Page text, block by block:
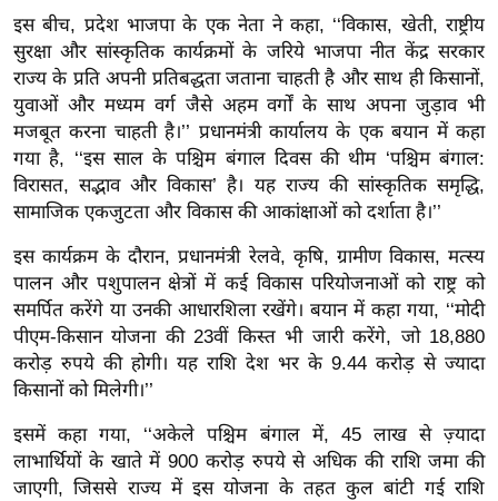
ज
ग
त
बॉ
ली
वु
ड
हॉ
ली
वु
ड
फि
ल्म
स
मी
क्षा
इस बीच, प्रदेश भाजपा के एक नेता ने कहा, ‘‘विकास, खेती, राष्ट्रीय
सुरक्षा और सांस्कृतिक कार्यक्रमों के जरिये भाजपा नीत केंद्र सरकार
राज्य के प्रति अपनी प्रतिबद्धता जताना चाहती है और साथ ही किसानों,
युवाओं और मध्यम वर्ग जैसे अहम वर्गों के साथ अपना जुड़ाव भी
मजबूत करना चाहती है।’’ प्रधानमंत्री कार्यालय के एक बयान में कहा
गया है, ‘‘इस साल के पश्चिम बंगाल दिवस की थीम ‘पश्चिम बंगाल:
विरासत, सद्भाव और विकास’ है। यह राज्य की सांस्कृतिक समृद्धि,
सामाजिक एकजुटता और विकास की आकांक्षाओं को दर्शाता है।’’
इस कार्यक्रम के दौरान, प्रधानमंत्री रेलवे, कृषि, ग्रामीण विकास, मत्स्य
पालन और पशुपालन क्षेत्रों में कई विकास परियोजनाओं को राष्ट्र को
समर्पित करेंगे या उनकी आधारशिला रखेंगे। बयान में कहा गया, ‘‘मोदी
पीएम-किसान योजना की 23वीं किस्त भी जारी करेंगे, जो 18,880
करोड़ रुपये की होगी। यह राशि देश भर के 9.44 करोड़ से ज्यादा
किसानों को मिलेगी।’’
इसमें कहा गया, ‘‘अकेले पश्चिम बंगाल में, 45 लाख से ज़्यादा
लाभार्थियों के खाते में 900 करोड़ रुपये से अधिक की राशि जमा की
जाएगी, जिससे राज्य में इस योजना के तहत कुल बांटी गई राशि